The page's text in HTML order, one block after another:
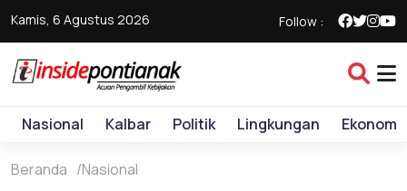
Kamis, 6 Agustus 2026 Follow :
Nasional Kalbar Politik Lingkungan Ekonomi
Beranda Nasional